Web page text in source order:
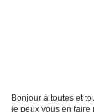
Bonjour à toutes et
je peux vous en faire